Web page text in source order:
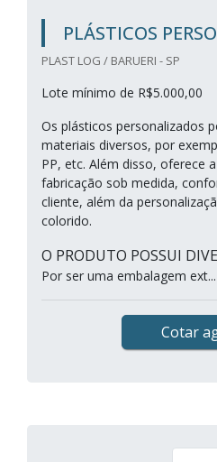
PLÁSTICOS
PLAST LOG / BARUERI - SP
Lote mínimo de R$5.000,00
Os plásticos personalizados
materiais diversos, por
PP, etc. Além disso, oferece
fabricação sob medida,
cliente, além da
colorido.
O PRODUTO POSSUI
Por ser uma embalagem ext...
Cotar